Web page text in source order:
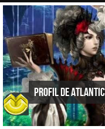
Profil de